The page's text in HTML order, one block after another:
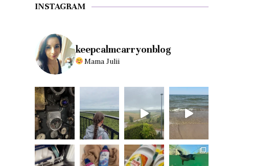
INSTAGRAM
keepcalmcarryonblog
Mama Julii